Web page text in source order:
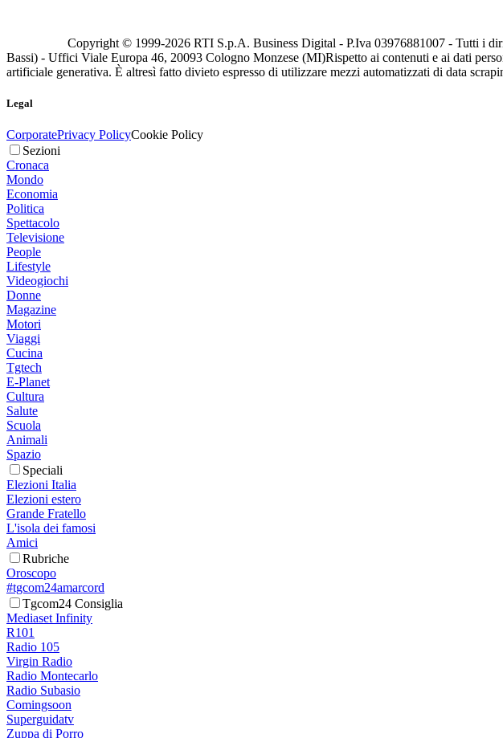
Copyright © 1999-2026 RTI S.p.A. Business Digital - P.Iva 03976881007 - Tutti i
Bassi) - Uffici Viale Europa 46, 20093 Cologno Monzese (MI)Rispetto ai contenuti e ai dati
artificiale generativa. È altresì fatto divieto espresso di utilizzare mezzi automatizzati di data
Legal
CorporatePrivacy PolicyCookie Policy
Sezioni
Cronaca
Mondo
Economia
Politica
Spettacolo
Televisione
People
Lifestyle
Videogiochi
Donne
Magazine
Motori
Viaggi
Cucina
Tgtech
E-Planet
Cultura
Salute
Scuola
Animali
Spazio
Speciali
Elezioni Italia
Elezioni estero
Grande Fratello
L'isola dei famosi
Amici
Rubriche
Oroscopo
#tgcom24amarcord
Tgcom24 Consiglia
Mediaset Infinity
R101
Radio 105
Virgin Radio
Radio Montecarlo
Radio Subasio
Comingsoon
Superguidatv
Zuppa di Porro